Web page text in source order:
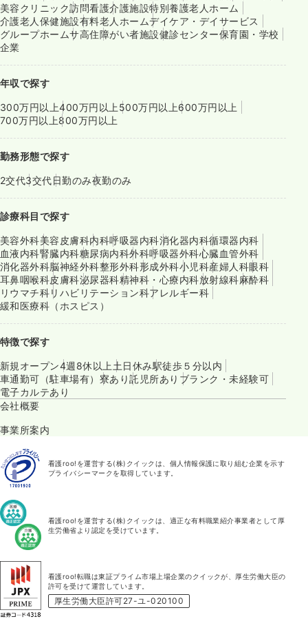
美容クリニック訪問看護介護施設特別養護老人ホーム
介護老人保健施設有料老人ホームデイケア・デイサービス
グループホームサ高住障がい者施設健診センター保育園・学校
企業
年収で探す
300万円以上400万円以上 500万円以上600万円以上
700万円以上800万円以上
勤務形態で探す
2交代3交代日勤のみ夜勤のみ
診療科目で探す
美容外科美容皮膚科内科呼吸器内科消化器内科循環器内科
血液内科腎臓内科糖尿病内科外科呼吸器外科心臓血管外科
消化器外科脳神経外科整形外科形成外科小児科産婦人科眼科
耳鼻咽喉科皮膚科泌尿器科精神科・心療内科放射線科麻酔科
リウマチ科リハビリテーション科アレルギー科
緩和医療科（ホスピス）
特徴で探す
新規オープン4週8休以上 土日休み駅徒歩５分以内
車通勤可（駐車場有） 寮あり託児所あり ブランク・未経験可
電子カルテあり
会社概要
事業所案内
看護roo!を運営する(株)クイックは、個人情報保護に取り組む企業を示す
プライバシーマークを取得しています。
看護roo!を運営する(株)クイックは、適正な有料職業紹介事業者として厚
生労働省より認定を受けています。
看護roo!転職は東証プライム市場上場企業のクイックが、厚生労働大臣の
許可を受けて運営しています。
厚生労働大臣許可27-ユ-020100